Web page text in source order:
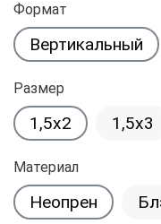
Формат
Вертикальный
Размер
1,5x2 1,5x3
Материал
Неопрен